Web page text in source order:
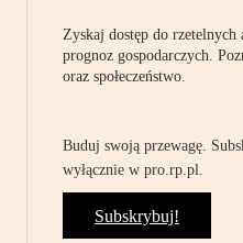
Zyskaj dostęp do
prognoz gospodarczych.
oraz społeczeństwo.
Buduj swoją przewagę.
wyłącznie w pro.rp.pl.
Subskrybuj!